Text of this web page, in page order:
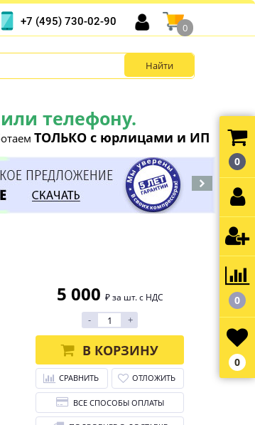
телефону.
ТОЛЬКО с юрлицами и ИП
+7 (495) 730-02-90
0
5 000 ₽ за шт. с НДС
- +
В КОРЗИНУ
СРАВНИТЬ ОТЛОЖИТЬ
ВСЕ СПОСОБЫ ОПЛАТЫ
0
0
0